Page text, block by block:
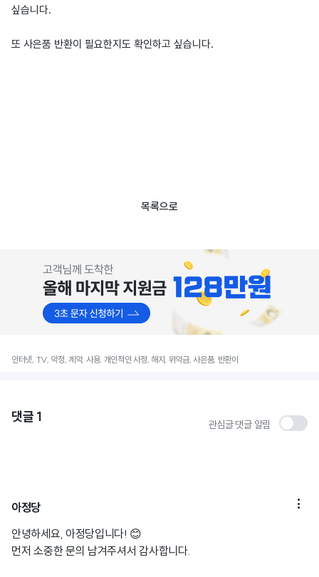
싶습니다.
또 사은품 반환이 필요한지도 확인하고 싶습니다.
목록으로
인터넷, TV, 약정, 계약, 사용, 개인적인 사정, 해지, 위약금, 사은품, 반환이
댓글 1 관심글 댓글 알림
아정당 
안녕하세요, 아정당입니다! 😊
먼저 소중한 문의 남겨주셔서 감사합니다.